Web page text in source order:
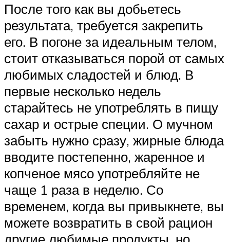
После того как вы добьетесь
результата, требуется закрепить
его. В погоне за идеальным телом,
стоит отказываться порой от самых
любимых сладостей и блюд. В
первые несколько недель
старайтесь не употреблять в пищу
сахар и острые специи. О мучном
забыть нужно сразу, жирные блюда
вводите постепенно, жаренное и
копченое мясо употребляйте не
чаще 1 раза в неделю. Со
временем, когда вы привыкнете, вы
можете возвратить в свой рацион